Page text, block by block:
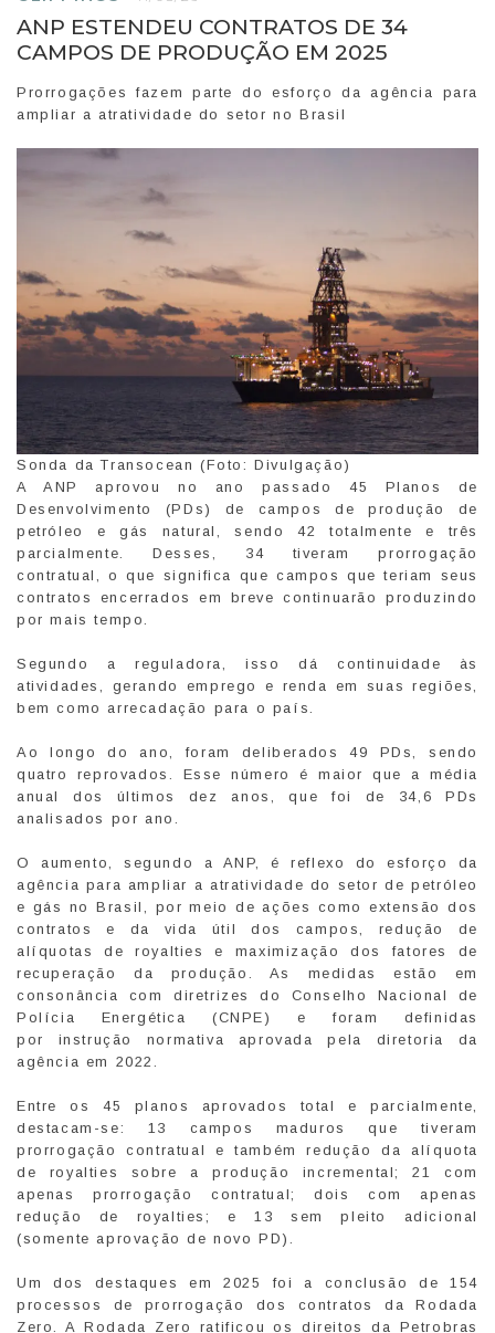
ANP ESTENDEU CONTRATOS DE 34
CAMPOS DE PRODUÇÃO EM 2025
Prorrogações fazem parte do esforço da agência para
ampliar a atratividade do setor no Brasil
Sonda da Transocean (Foto: Divulgação)
A ANP aprovou no ano passado 45 Planos de
Desenvolvimento (PDs) de campos de produção de
petróleo e gás natural, sendo 42 totalmente e três
parcialmente. Desses, 34 tiveram prorrogação
contratual, o que significa que campos que teriam seus
contratos encerrados em breve continuarão produzindo
por mais tempo.
Segundo a reguladora, isso dá continuidade às
atividades, gerando emprego e renda em suas regiões,
bem como arrecadação para o país.
Ao longo do ano, foram deliberados 49 PDs, sendo
quatro reprovados. Esse número é maior que a média
anual dos últimos dez anos, que foi de 34,6 PDs
analisados por ano.
O aumento, segundo a ANP, é reflexo do esforço da
agência para ampliar a atratividade do setor de petróleo
e gás no Brasil, por meio de ações como extensão dos
contratos e da vida útil dos campos, redução de
alíquotas de royalties e maximização dos fatores de
recuperação da produção. As medidas estão em
consonância com diretrizes do Conselho Nacional de
Polícia Energética (CNPE) e foram definidas
por instrução normativa aprovada pela diretoria da
agência em 2022.
Entre os 45 planos aprovados total e parcialmente,
destacam-se: 13 campos maduros que tiveram
prorrogação contratual e também redução da alíquota
de royalties sobre a produção incremental; 21 com
apenas prorrogação contratual; dois com apenas
redução de royalties; e 13 sem pleito adicional
(somente aprovação de novo PD).
Um dos destaques em 2025 foi a conclusão de 154
processos de prorrogação dos contratos da Rodada
Zero. A Rodada Zero ratificou os direitos da Petrobras